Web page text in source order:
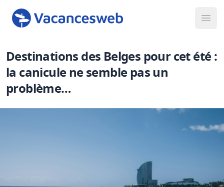
Destinations des Belges pour cet été :
la canicule ne semble pas un
problème…